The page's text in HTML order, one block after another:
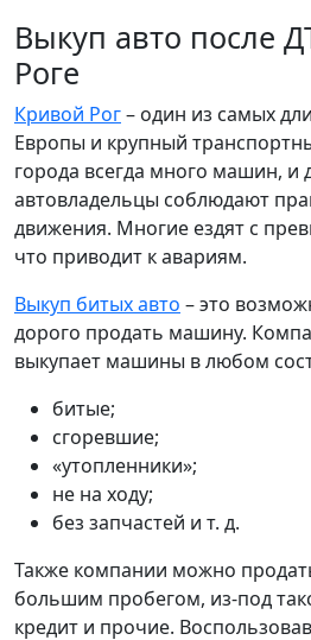
Выкуп авто после
Роге
Кривой Рог– один из самых
Европы и крупный
города всегда много машин, и
автовладельцы соблюдают
движения. Многие ездят с
что приводит к авариям.
Выкуп битых авто – это
дорого продать машину.
выкупает машины в любом
битые;
сгоревшие;
«утопленники»;
не на ходу;
без запчастей и т. д.
Также компании можно
большим пробегом, из-под
кредит и прочие.